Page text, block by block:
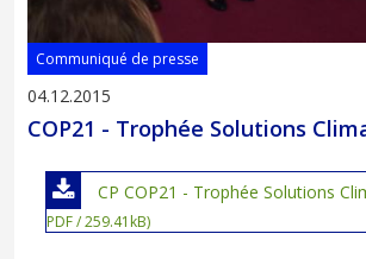
Communiqué de presse
04.12.2015
COP21 - Trophée Solutions
CP COP21 - Trophée Solutions
PDF / 259.41kB)